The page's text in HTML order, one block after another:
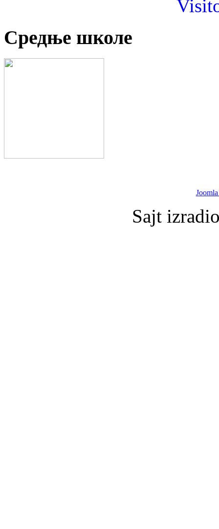
Средње школе
Sajt